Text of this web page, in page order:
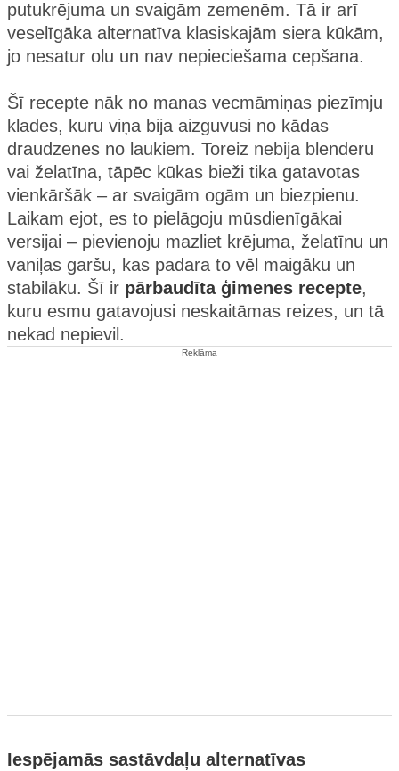
putukrējuma un svaigām zemenēm. Tā ir arī
veselīgāka alternatīva klasiskajām siera kūkām,
jo nesatur olu un nav nepieciešama cepšana.
Šī recepte nāk no manas vecmāmiņas piezīmju
klades, kuru viņa bija aizguvusi no kādas
draudzenes no laukiem. Toreiz nebija blenderu
vai želatīna, tāpēc kūkas bieži tika gatavotas
vienkāršāk – ar svaigām ogām un biezpienu.
Laikam ejot, es to pielāgoju mūsdienīgākai
versijai – pievienoju mazliet krējuma, želatīnu un
vaniļas garšu, kas padara to vēl maigāku un
stabilāku. Šī ir pārbaudīta ģimenes recepte,
kuru esmu gatavojusi neskaitāmas reizes, un tā
nekad nepievil.
Reklāma
Iespējamās sastāvdaļu alternatīvas